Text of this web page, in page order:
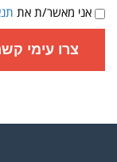
תנאי
שימוש
ומדיניות
פרטיות
אני מאשר/ת את
צרו עימי